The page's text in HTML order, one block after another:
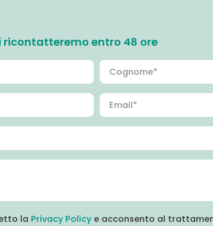
entro 48 ore
la Privacy Policy e acconsento al